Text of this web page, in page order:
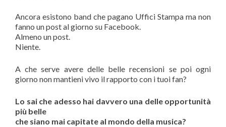
Ancora esistono band che pagano Uffici Stampa ma non
fanno un post al giorno su Facebook.
Almeno un post.
Niente.
A che serve avere delle belle recensioni se poi ogni
giorno non mantieni vivo il rapporto con i tuoi fan?
Lo sai che adesso hai davvero una delle opportunità
più belle
che siano mai capitate al mondo della musica?